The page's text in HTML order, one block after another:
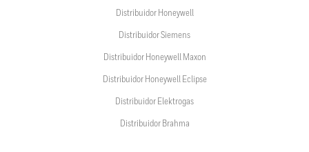
Distribuidor Honeywell
Distribuidor Siemens
Distribuidor Honeywell Maxon
Distribuidor Honeywell Eclipse
Distribuidor Elektrogas
Distribuidor Brahma